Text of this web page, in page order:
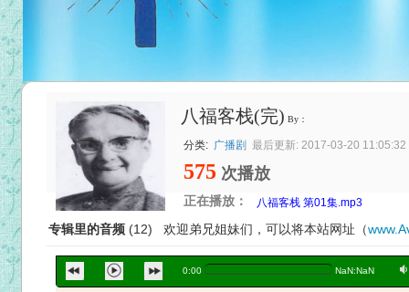
八福客栈(完) By：
分类: 广播剧 最后更新: 2017-03-20 11:05:32
575 次播放
正在播放：
专辑里的音频 (12) 欢迎弟兄姐妹们，可以将本站网址（
0:00 NaN:NaN a
八福客栈 第01集.mp3